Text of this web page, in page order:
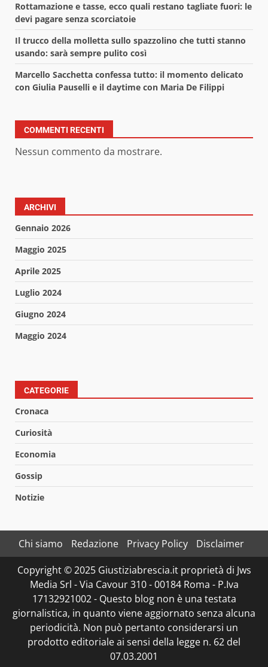
Rottamazione e tasse, ecco quali restano tagliate fuori: le
devi pagare senza scorciatoie
Il trucco della molletta sullo spazzolino che tutti stanno
usando: sarà sempre pulito così
Marcello Sacchetta confessa tutto: il momento delicato
con Giulia Pauselli e il daytime con Maria De Filippi
COMMENTI RECENTI
Nessun commento da mostrare.
ARCHIVI
Gennaio 2026
Maggio 2025
Aprile 2025
Luglio 2024
Giugno 2024
Maggio 2024
CATEGORIE
Cronaca
Curiosità
Economia
Gossip
Notizie
Chi siamo Redazione Privacy Policy
Disclaimer
Copyright © 2025 Giustiziabrescia.it proprietà di Jws
Media Srl - Via Cavour 310 - 00184 Roma - P.Iva
17132921002 - Questo blog non è una testata
giornalistica, in quanto viene aggiornato senza alcuna
periodicità. Non può pertanto considerarsi un
prodotto editoriale ai sensi della legge n. 62 del
07.03.2001